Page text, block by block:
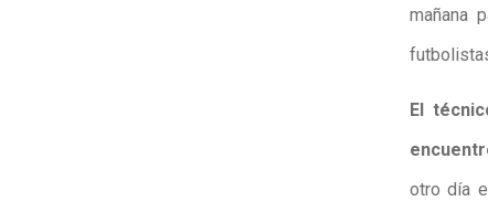
mañana
El
otro día